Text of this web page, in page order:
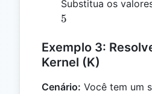
K
Substitua os
5
Exemplo 3:
Kernel (K)
Cenário: Você tem um